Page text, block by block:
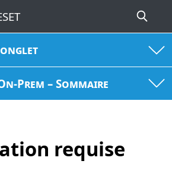
Prem – Sommaire
requise